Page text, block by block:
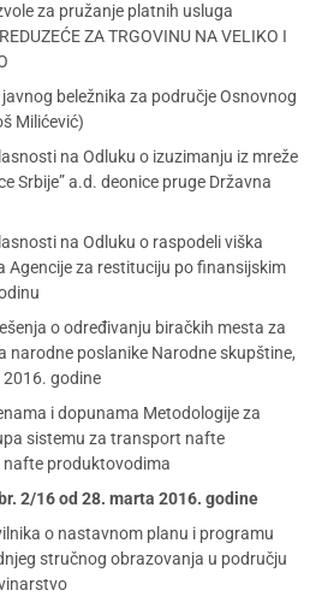
za pružanje platnih usluga
ZA TRGOVINU NA VELIKO I
beležnika za područje Osnovnog
Milićević)
na Odluku o izuzimanju iz mreže
Srbije” a.d. deonice pruge Državna
na Odluku o raspodeli viška
Agencije za restituciju po finansijskim
o određivanju biračkih mesta za
narodne poslanike Narodne skupštine,
godine
i dopunama Metodologije za
sistemu za transport nafte
produktovodima
2/16 od 28. marta 2016. godine
o nastavnom planu i programu
stručnog obrazovanja u području